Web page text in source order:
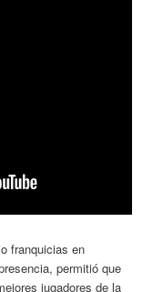
franquicias en
permitió que
jugadores de la